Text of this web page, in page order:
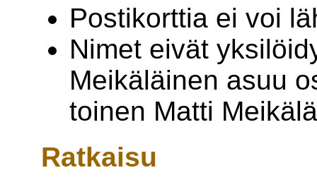
Postikorttia ei voi
Nimet eivät
Meikäläinen asuu
toinen Matti
Ratkaisu